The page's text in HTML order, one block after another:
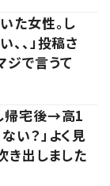
た女性。し
、」投稿さ
ジで言うて
帰宅後→高1
い？」よく見
き出しました